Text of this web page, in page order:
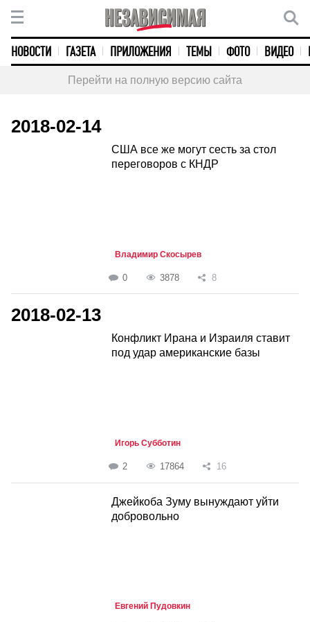
НОВОСТИ ГАЗЕТА ПРИЛОЖЕНИЯ ТЕМЫ ФОТО ВИДЕО
Перейти на полную версию сайта
2018-02-14
США все же могут сесть за стол
переговоров с КНДР
Владимир Скосырев
0 3878 8
2018-02-13
Конфликт Ирана и Израиля ставит
под удар американские базы
Игорь Субботин
2 17864 16
Джейкоба Зуму вынуждают уйти
добровольно
Евгений Пудовкин